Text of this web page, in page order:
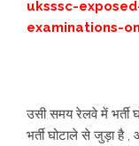
uksssc-
examinations-
उसी समय रेलवे में भर्ती
भर्ती घोटाले से जुड़ा है